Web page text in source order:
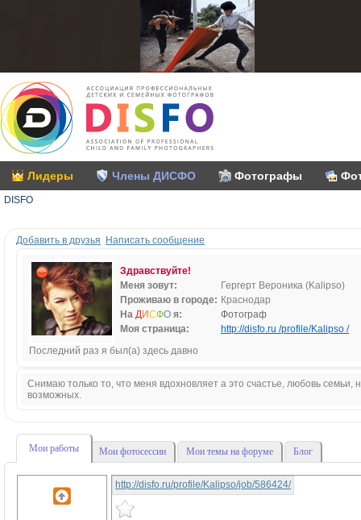
Лидеры Члены ДИСФО Фотографы
DISFO
Добавить в друзья Написать сообщение
Здравствуйте!
Меня зовут:
Гергерт Вероника (Kalipso)
Проживаю в городе: Краснодар
На ДИСФО я:
Фотограф
Моя страница:
http://disfo.ru /profile/Kalipso /
Последний раз я был(а) здесь давно
Снимаю только то, что меня вдохновляет а это счастье, любовь
возможных.
Мои работы Мои фотосессии Мои темы на форуме Блог
http://disfo.ru/profile/Kalipso/job/586424/